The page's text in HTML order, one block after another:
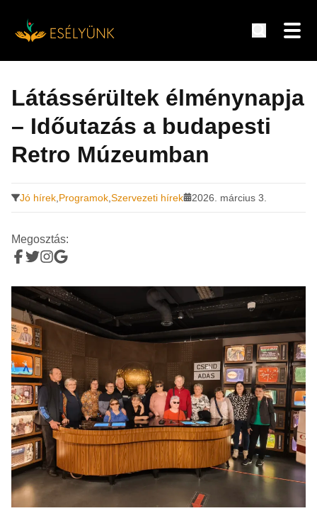
tartalomra
Látássérültek élménynapja
– Időutazás a budapesti
Retro Múzeumban
Jó hírek Programok Szervezeti hírek 2026. március 3.
Megosztás: